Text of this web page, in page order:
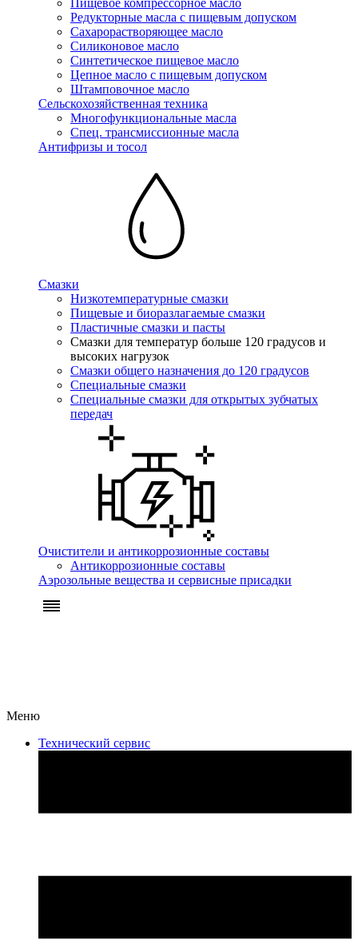
Пищевое компрессорное масло
Редукторные масла с пищевым допуском
Сахарорастворяющее масло
Силиконовое масло
Синтетическое пищевое масло
Цепное масло с пищевым допуском
Штамповочное масло
Сельскохозяйственная техника
Многофункциональные масла
Спец. трансмиссионные масла
Антифризы и тосол
Смазки
Низкотемпературные смазки
Пищевые и биоразлагаемые смазки
Пластичные смазки и пасты
Смазки для температур больше 120 градусов и
высоких нагрузок
Смазки общего назначения до 120 градусов
Специальные смазки
Специальные смазки для открытых зубчатых
передач
Очистители и антикоррозионные составы
Антикоррозионные составы
Аэрозольные вещества и сервисные присадки
Меню
Технический сервис